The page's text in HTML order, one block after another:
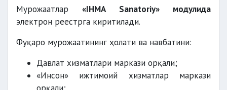
Мурожаатлар«IHMA Sanatoriy» модулида
электрон реестрга киритилади.
Фуқаро мурожаатининг ҳолати ва навбатини:
Давлат хизматлари маркази орқали;
«Инсон» ижтимоий хизматлар маркази